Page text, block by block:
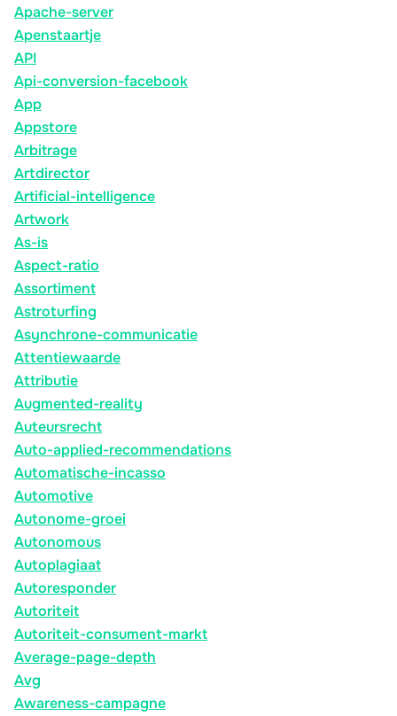
Apache-server
Apenstaartje
API
Api-conversion-facebook
App
Appstore
Arbitrage
Artdirector
Artificial-intelligence
Artwork
As-is
Aspect-ratio
Assortiment
Astroturfing
Asynchrone-communicatie
Attentiewaarde
Attributie
Augmented-reality
Auteursrecht
Auto-applied-recommendations
Automatische-incasso
Automotive
Autonome-groei
Autonomous
Autoplagiaat
Autoresponder
Autoriteit
Autoriteit-consument-markt
Average-page-depth
Avg
Awareness-campagne